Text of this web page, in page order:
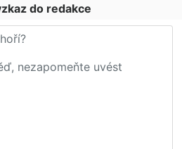
do redakce